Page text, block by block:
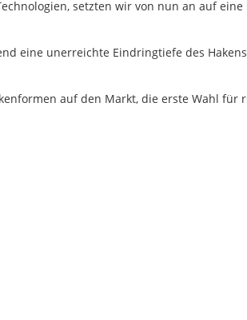
setzten wir von nun an auf eine
eine unerreichte Eindringtiefe des
auf den Markt, die erste Wahl für